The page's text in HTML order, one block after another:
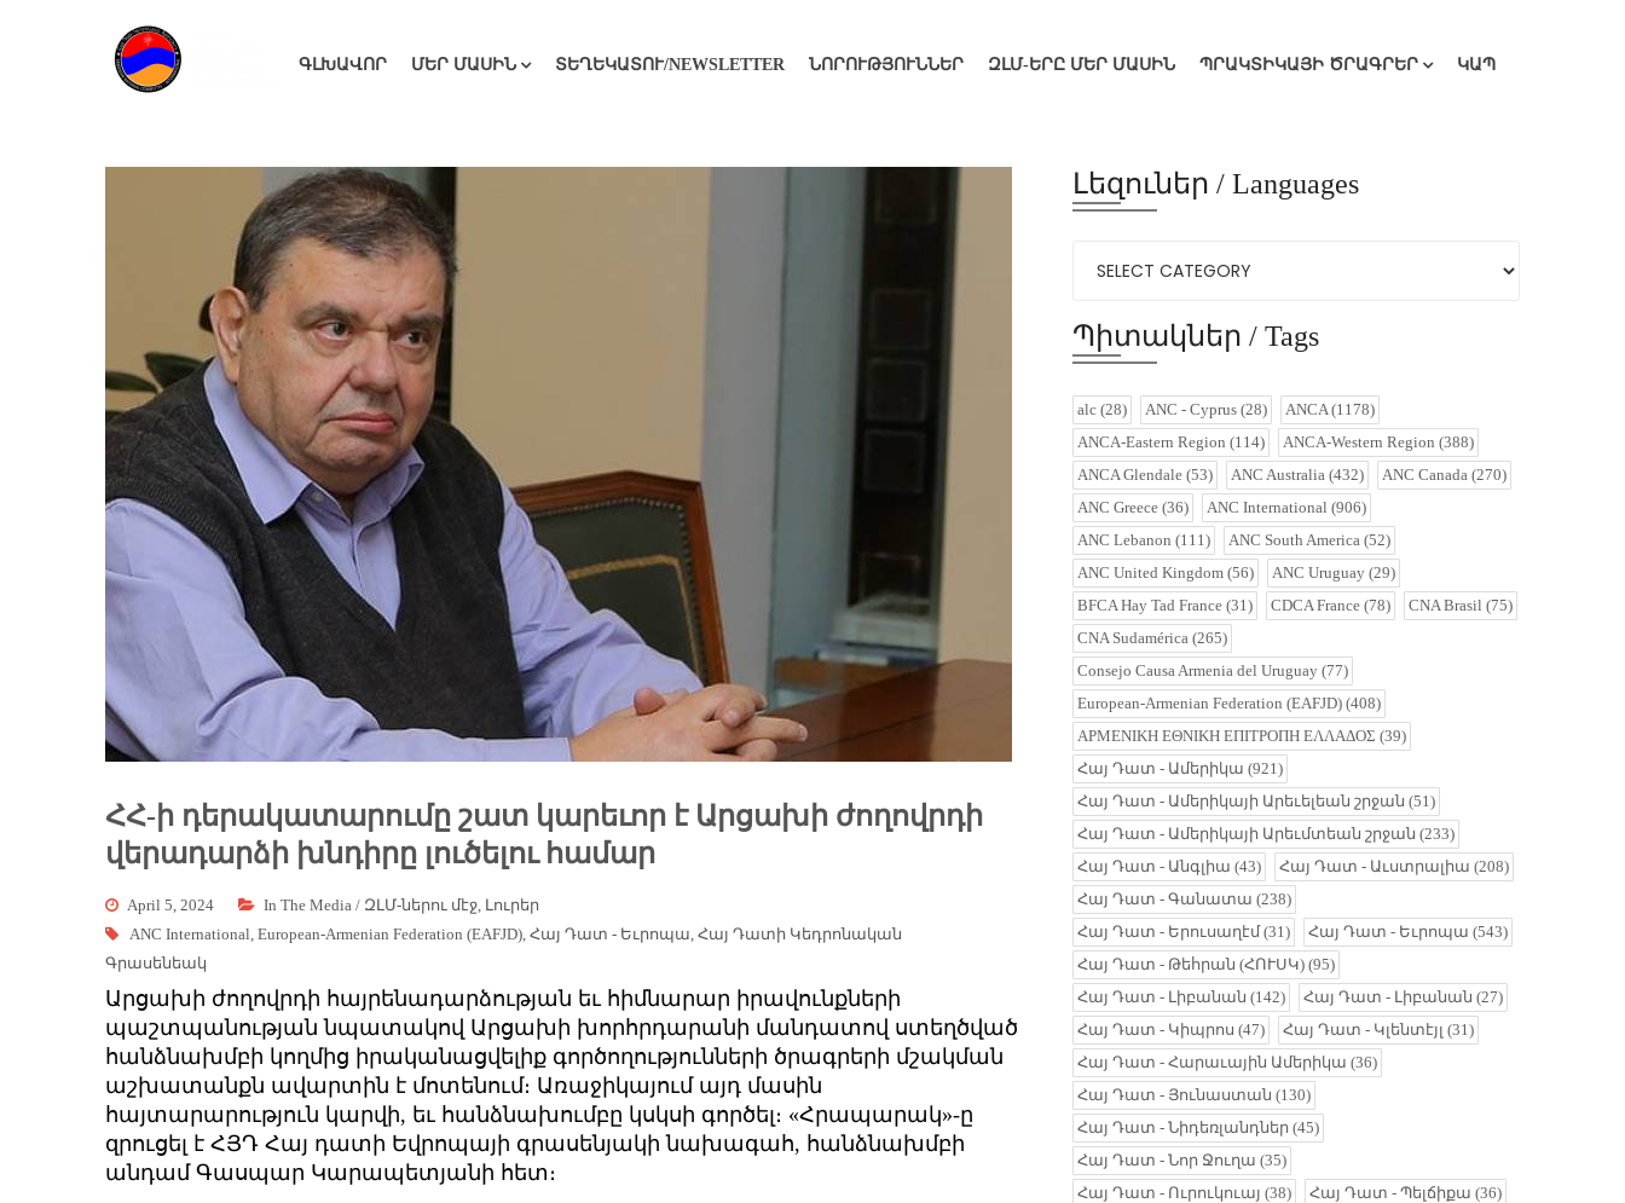
ԳԼԽԱՎՈՐ ՄԵՐ ՄԱՍԻՆ ՏԵՂԵԿԱՏՈՒ/NEWSLETTER ՆՈՐՈՒԹՅՈՒՆՆԵՐ ԶԼՄ-ԵՐԸ ՄԵՐ ՄԱՍԻՆ ՊՐԱԿՏԻԿԱՅԻ ԾՐԱԳՐԵՐ ԿԱՊ
ՀՀ-ի դերակատարումը շատ կարեւոր է Արցախի ժողովրդի
վերադարձի խնդիրը լուծելու համար
April 5, 2024 In The Media / ԶԼՄ-ներու մէջ Լուրեր
ANC International European-Armenian Federation (EAFJD) Հայ Դատ - Եւրոպա Հայ Դատի Կեդրոնական
Գրասենեակ
Արցախի ժողովրդի հայրենադարձության եւ հիմնարար իրավունքների
պաշտպանության նպատակով Արցախի խորհրդարանի մանդատով ստեղծված
հանձնախմբի կողմից իրականացվելիք գործողությունների ծրագրերի մշակման
աշխատանքն ավարտին է մոտենում։ Առաջիկայում այդ մասին
հայտարարություն կարվի, եւ հանձնախումբը կսկսի գործել։ «Հրապարակ»-ը
զրուցել է ՀՅԴ Հայ դատի Եվրոպայի գրասենյակի նախագահ, հանձնախմբի
անդամ Գասպար Կարապետյանի հետ։
Լեզուներ / Languages
Պիտակներ / Tags
alc (28) ANC - Cyprus (28) ANCA(1178)
ANCA-Eastern Region (114) ANCA-Western Region (388)
ANCA Glendale (53) ANC Australia (432) ANC Canada (270)
ANC Greece (36) ANC International (906)
ANC Lebanon (111) ANC South America (52)
ANC United Kingdom (56) ANC Uruguay (29)
BFCA Hay Tad France (31) CDCA France (78) CNA Brasil (75)
CNA Sudamérica (265)
Consejo Causa Armenia del Uruguay (77)
European-Armenian Federation (EAFJD) (408)
ΑΡΜΕΝΙΚΗ ΕΘΝΙΚΗ ΕΠΙΤΡΟΠΗ ΕΛΛΑΔΟΣ (39)
Հայ Դատ - Ամերիկա (921)
Հայ Դատ - Ամերիկայի Արեւելեան շրջան (51)
Հայ Դատ - Ամերիկայի Արեւմտեան շրջան (233)
Հայ Դատ - Անգլիա (43) Հայ Դատ - Աւստրալիա (208)
Հայ Դատ - Գանատա (238)
Հայ Դատ - Երուսաղէմ(31) Հայ Դատ - Եւրոպա (543)
Հայ Դատ - Թեհրան (ՀՈՒՍԿ) (95)
Հայ Դատ - Լիբանան (142) Հայ Դատ - Լիբանան (27)
Հայ Դատ - Կիպրոս (47) Հայ Դատ - Կլենտէյլ (31)
Հայ Դատ - Հարաւային Ամերիկա (36)
Հայ Դատ - Յունաստան (130)
Հայ Դատ - Նիդեռլանդներ (45)
Հայ Դատ - Նոր Ջուղա (35)
Հայ Դատ - Ուրուկուայ (38) Հայ Դատ - Պելճիքա (36)